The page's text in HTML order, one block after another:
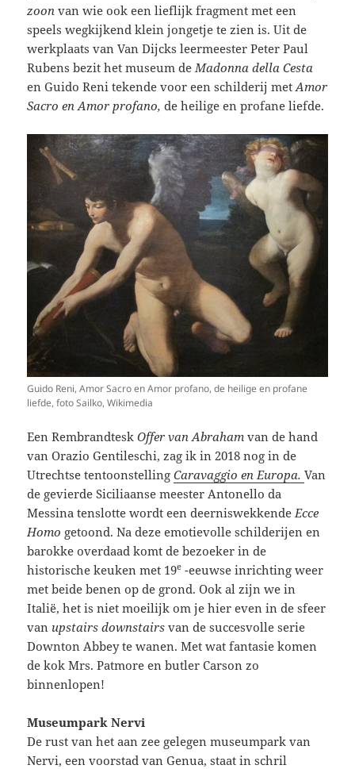
zoon van wie ook een lieflijk fragment met een
speels wegkijkend klein jongetje te zien is. Uit de
werkplaats van Van Dijcks leermeester Peter Paul
Rubens bezit het museum de Madonna della Cesta
en Guido Reni tekende voor een schilderij metAmor
Sacro en Amor profano, de heilige en profane liefde.
Guido Reni, Amor Sacro en Amor profano, de heilige en profane
liefde, foto Sailko, Wikimedia
Een RembrandteskOffer van Abraham van de hand
van Orazio Gentileschi, zag ik in 2018 nog in de
Utrechtse tentoonstellingCaravaggio en Europa.Van
de gevierde Siciliaanse meester Antonello da
Messina tenslotte wordt een deerniswekkende Ecce
Homo getoond. Na deze emotievolle schilderijen en
barokke overdaad komt de bezoeker in de
historische keuken met 19e -eeuwse inrichting weer
met beide benen op de grond. Ook al zijn we in
Italië, het is niet moeilijk om je hier even in de sfeer
van upstairs downstairs van de succesvolle serie
Downton Abbey te wanen. Met wat fantasie komen
de kok Mrs. Patmore en butler Carson zo
binnenlopen!
Museumpark Nervi
De rust van het aan zee gelegen museumpark van
Nervi, een voorstad van Genua, staat in schril